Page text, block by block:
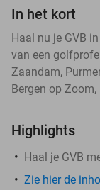
In het kort
Haal nu je GVB
van een
Zaandam,
Bergen op
Highlights
Haal je GVB
Zie hier de